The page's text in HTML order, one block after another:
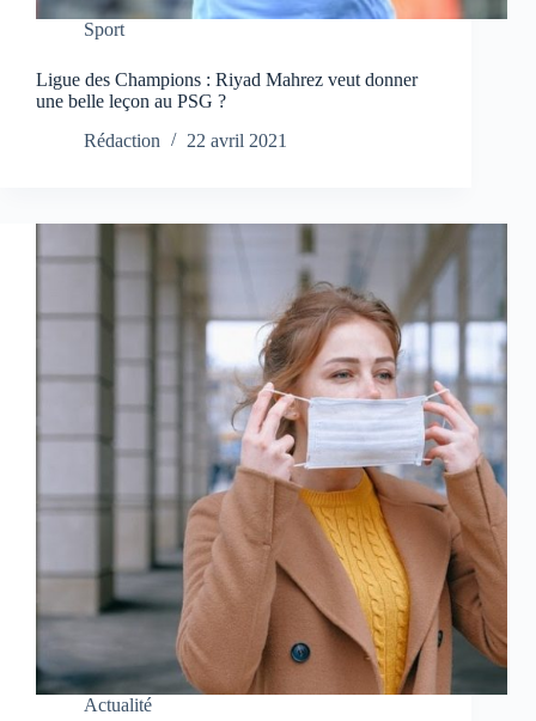
Sport
Ligue des Champions : Riyad Mahrez veut donner
une belle leçon au PSG ?
Rédaction
22 avril 2021
Actualité